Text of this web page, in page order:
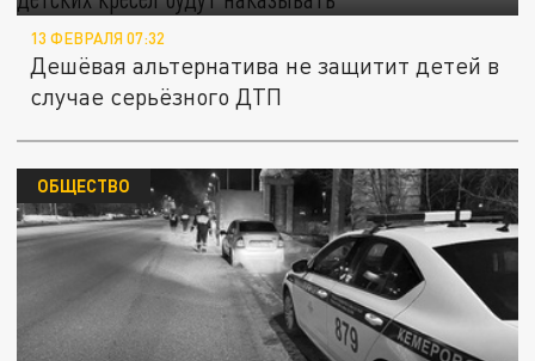
13 ФЕВРАЛЯ 07:32
Дешёвая альтернатива не защитит детей в
случае серьёзного ДТП
ОБЩЕСТВО